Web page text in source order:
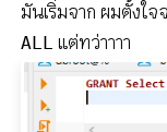
มันเริ่มจาก ผมตั้งใ
ALL แต่ทว่าาาา